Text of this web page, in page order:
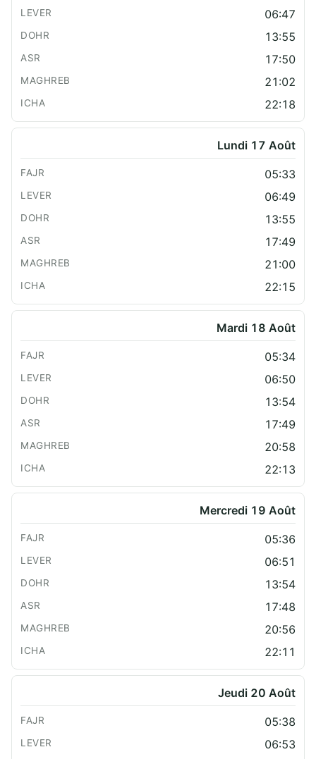
06:47
13:55
17:50
21:02
22:18
Lundi 17 Août
05:33
06:49
13:55
17:49
21:00
22:15
Mardi 18 Août
05:34
06:50
13:54
17:49
20:58
22:13
Mercredi 19 Août
05:36
06:51
13:54
17:48
20:56
22:11
Jeudi 20 Août
05:38
06:53